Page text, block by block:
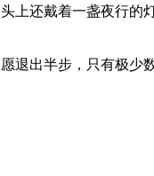
上还戴着一盏夜行的灯
出半步，只有极少